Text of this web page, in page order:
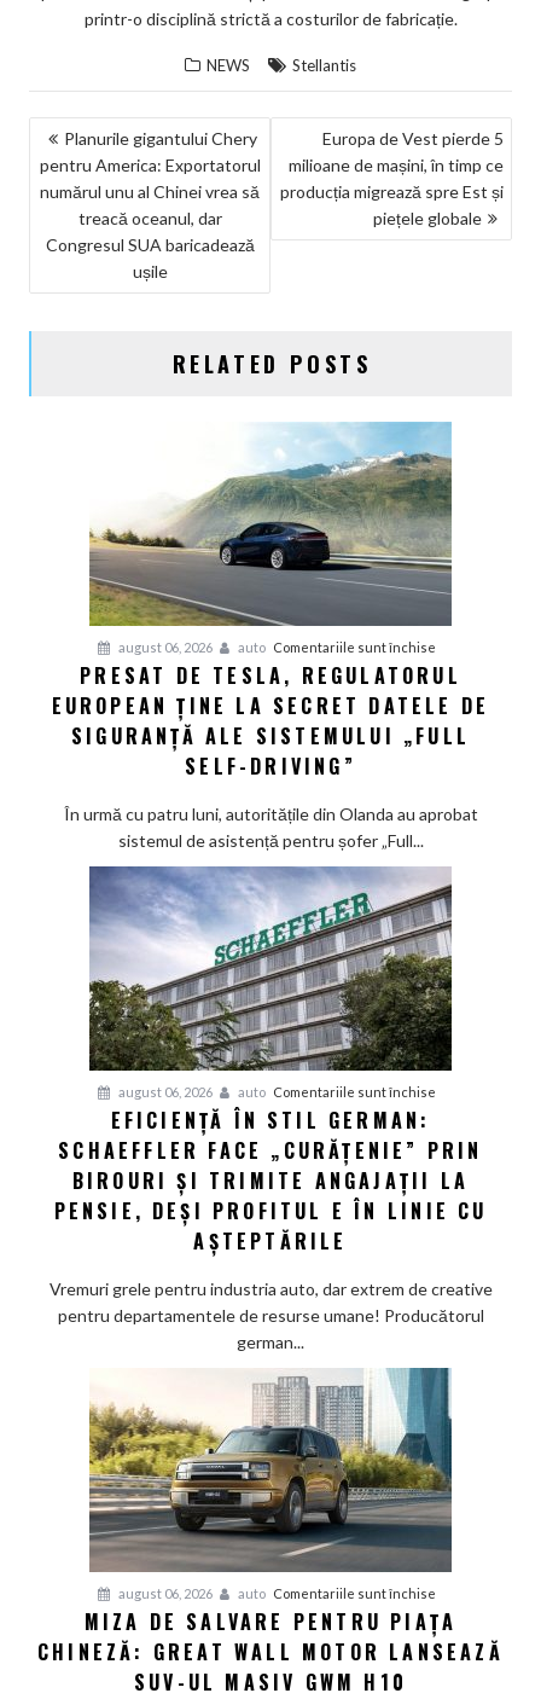
printr-o disciplină strictă a costurilor de fabricație.
NEWS Stellantis
NAVIGARE
ÎN
ARTICOLE
Planurile gigantului Chery
pentru America: Exportatorul
numărul unu al Chinei vrea să
treacă oceanul, dar
Congresul SUA baricadează
ușile
Europa de Vest pierde 5
milioane de mașini, în timp ce
producția migrează spre Est și
piețele globale
RELATED POSTS
august 06, 2026 auto Comentariile sunt închise
de
Tesla,
ține
datele
de
siguranță
ale
sistemului
„Full
Self-
Driving”
PRESAT DE TESLA, REGULATORUL
EUROPEAN ȚINE LA SECRET DATELE DE
SIGURANȚĂ ALE SISTEMULUI „FULL
SELF-DRIVING”
În urmă cu patru luni, autoritățile din Olanda au aprobat
sistemul de asistență pentru șofer „Full...
august 06, 2026 auto Comentariile sunt închise
în
stil
Schaeffler
pensie,
deși
profitul
în
cu
așteptările
EFICIENȚĂ ÎN STIL GERMAN:
SCHAEFFLER FACE „CURĂȚENIE” PRIN
BIROURI ȘI TRIMITE ANGAJAȚII LA
PENSIE, DEȘI PROFITUL E ÎN LINIE CU
AȘTEPTĂRILE
Vremuri grele pentru industria auto, dar extrem de creative
pentru departamentele de resurse umane! Producătorul
german...
august 06, 2026 auto Comentariile sunt închise
Miza
de
MIZA DE SALVARE PENTRU PIAȚA
CHINEZĂ: GREAT WALL MOTOR LANSEAZĂ
SUV-UL MASIV GWM H10